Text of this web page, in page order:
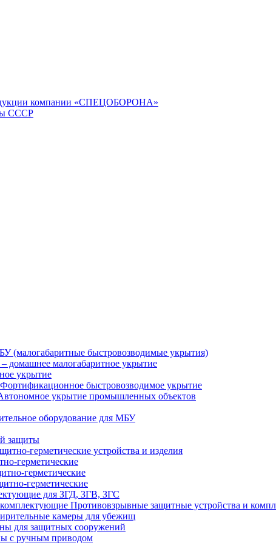
компании «СПЕЦОБОРОНА»
СССР
(малогабаритные быстровозводимые укрытия)
домашнее малогабаритное укрытие
укрытие
Фортификационное быстровозводимое укрытие
укрытие промышленных объектов
оборудование для МБУ
защиты
герметические устройства и изделия
герметические
герметические
герметические
для ЗГД, ЗГВ, ЗГС
Противовзрывные защитные устройства и
камеры для убежищ
для защитных сооружений
с ручным приводом